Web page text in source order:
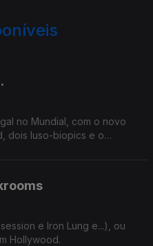
no Mundial, com o novo
dois luso-biopics e o
e Iron Lung e...), ou
Hollywood.